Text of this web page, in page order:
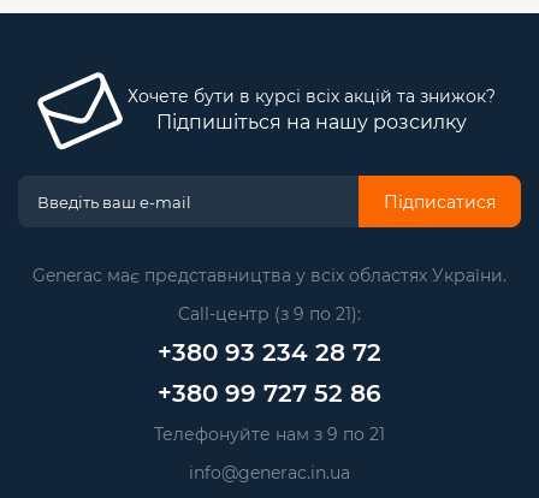
Хочете бути в курсі всіх акцій та знижок?
Підпишіться на нашу розсилку
Підписатися
Generac має представництва у всіх областях України.
Call-центр (з 9 по 21):
+380 93 234 28 72
+380 99 727 52 86
Телефонуйте нам з 9 по 21
info@generac.in.ua